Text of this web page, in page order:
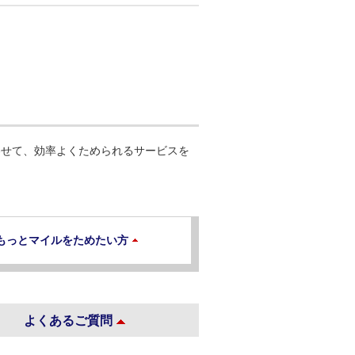
て、効率よくためられるサービスを
っとマイルをためたい方
よくあるご質問